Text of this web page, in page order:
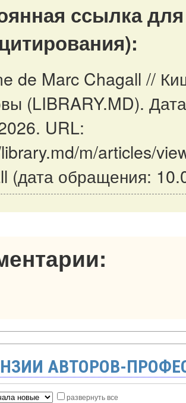
ссылка
de Marc Chagall //
(LIBRARY.MD).
URL:
m/articles/
(дата обращения:
АВТОРОВ-
развернуть все